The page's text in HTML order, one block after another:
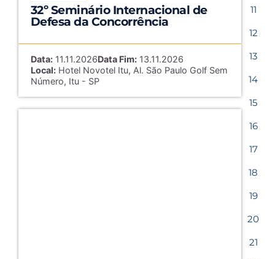
32º Seminário Internacional de
Defesa da Concorrência
Data:11.11.2026Data Fim:13.11.2026
Local:Hotel Novotel Itu, Al. São Paulo Golf Sem
Número, Itu - SP
11
12
13
14
15
16
17
18
19
20
21